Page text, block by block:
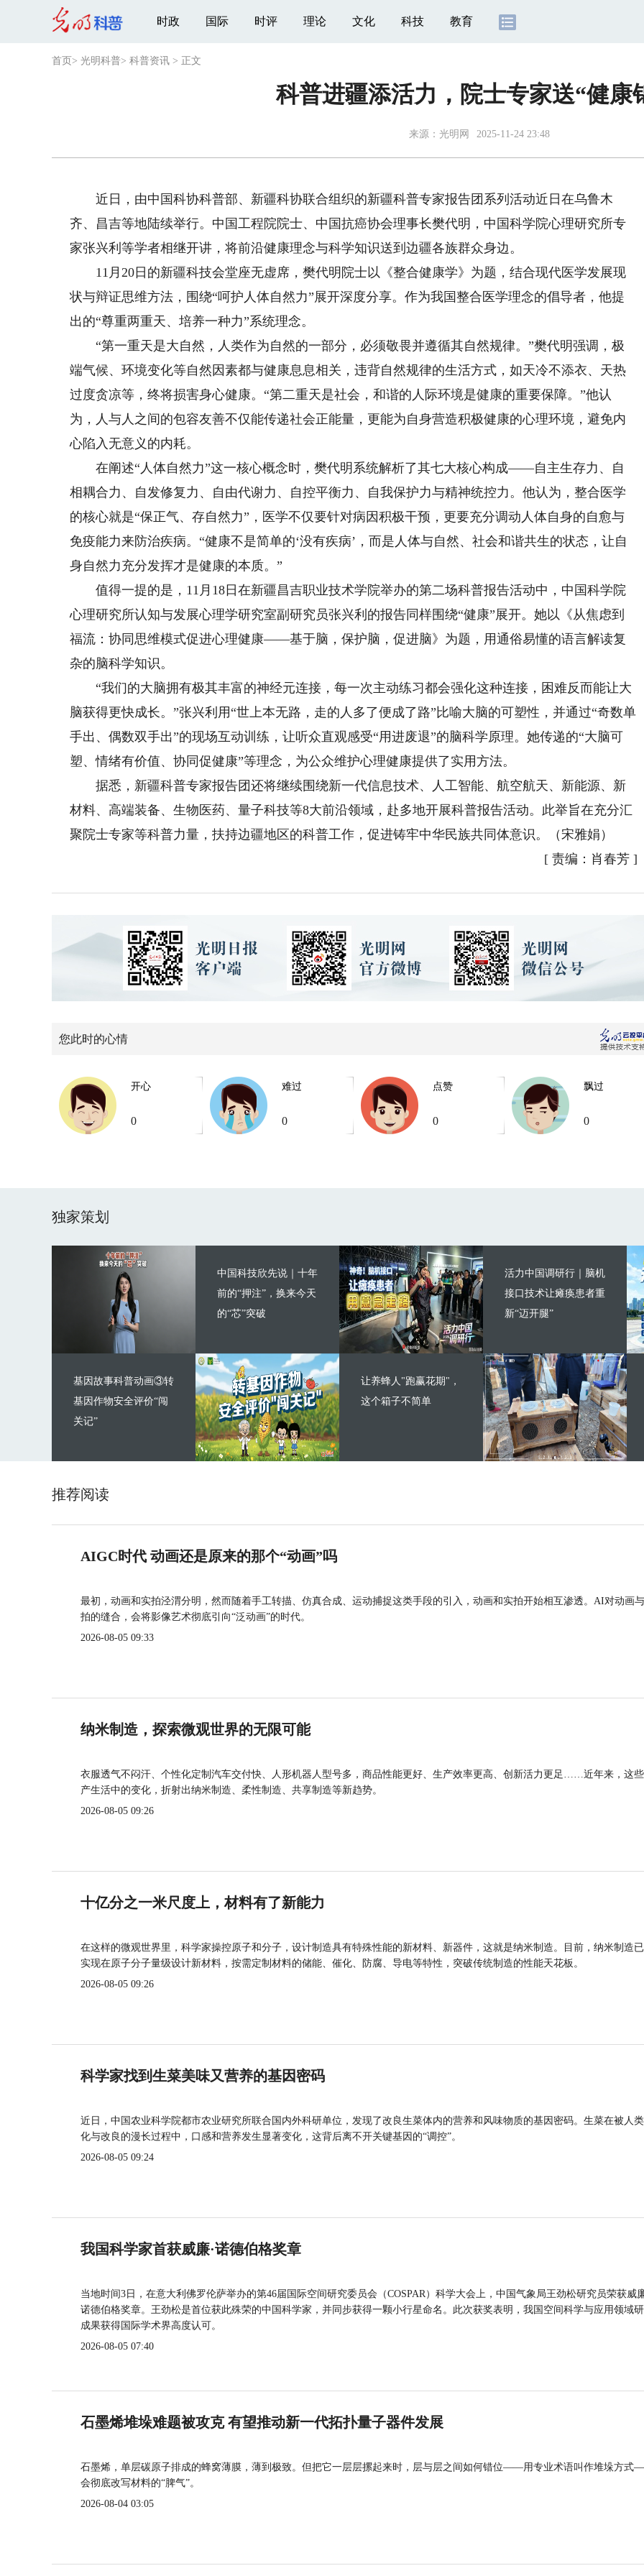
时政 国际 时评 理论 文化 科技 教育
首页 > 光明科普> 科普资讯 > 正文
科普进疆添活力，院士专家送“健康
来源： 光明网 2025-11-24 23:48
近日，由中国科协科普部、新疆科协联合组织的新疆科普专家报告团系列活动近日在乌鲁木
齐、昌吉等地陆续举行。中国工程院院士、中国抗癌协会理事长樊代明，中国科学院心理研究所专
家张兴利等学者相继开讲，将前沿健康理念与科学知识送到边疆各族群众身边。
11月20日的新疆科技会堂座无虚席，樊代明院士以《整合健康学》为题，结合现代医学发展现
状与辩证思维方法，围绕“呵护人体自然力”展开深度分享。作为我国整合医学理念的倡导者，他提
出的“尊重两重天、培养一种力”系统理念。
“第一重天是大自然，人类作为自然的一部分，必须敬畏并遵循其自然规律。”樊代明强调，极
端气候、环境变化等自然因素都与健康息息相关，违背自然规律的生活方式，如天冷不添衣、天热
过度贪凉等，终将损害身心健康。“第二重天是社会，和谐的人际环境是健康的重要保障。”他认
为，人与人之间的包容友善不仅能传递社会正能量，更能为自身营造积极健康的心理环境，避免内
心陷入无意义的内耗。
在阐述“人体自然力”这一核心概念时，樊代明系统解析了其七大核心构成——自主生存力、自
相耦合力、自发修复力、自由代谢力、自控平衡力、自我保护力与精神统控力。他认为，整合医学
的核心就是“保正气、存自然力”，医学不仅要针对病因积极干预，更要充分调动人体自身的自愈与
免疫能力来防治疾病。“健康不是简单的‘没有疾病’，而是人体与自然、社会和谐共生的状态，让自
身自然力充分发挥才是健康的本质。”
值得一提的是，11月18日在新疆昌吉职业技术学院举办的第二场科普报告活动中，中国科学院
心理研究所认知与发展心理学研究室副研究员张兴利的报告同样围绕“健康”展开。她以《从焦虑到
福流：协同思维模式促进心理健康——基于脑，保护脑，促进脑》为题，用通俗易懂的语言解读复
杂的脑科学知识。
“我们的大脑拥有极其丰富的神经元连接，每一次主动练习都会强化这种连接，困难反而能让大
脑获得更快成长。”张兴利用“世上本无路，走的人多了便成了路”比喻大脑的可塑性，并通过“奇数单
手出、偶数双手出”的现场互动训练，让听众直观感受“用进废退”的脑科学原理。她传递的“大脑可
塑、情绪有价值、协同促健康”等理念，为公众维护心理健康提供了实用方法。
据悉，新疆科普专家报告团还将继续围绕新一代信息技术、人工智能、航空航天、新能源、新
材料、高端装备、生物医药、量子科技等8大前沿领域，赴多地开展科普报告活动。此举旨在充分汇
聚院士专家等科普力量，扶持边疆地区的科普工作，促进铸牢中华民族共同体意识。（宋雅娟）
[ 责编：肖春芳 ]
您此时的心情
开心
0
难过
0
点赞
0
飘过
0
独家策划
中国科技欣先说｜十年
前的“押注”，换来今天
的“芯”突破
基因故事科普动画③转
基因作物安全评价“闯
关记”
活力中国调研行｜脑机
接口技术让瘫痪患者重
新“迈开腿”
让养蜂人"跑赢花期"，
这个箱子不简单
推荐阅读
AIGC时代 动画还是原来的那个“动画”吗
最初，动画和实拍泾渭分明，然而随着手工转描、仿真合成、运动捕捉这类手段的引入，动画和实拍开始相互渗透。AI对动画
拍的缝合，会将影像艺术彻底引向“泛动画”的时代。
2026-08-05 09:33
纳米制造，探索微观世界的无限可能
衣服透气不闷汗、个性化定制汽车交付快、人形机器人型号多，商品性能更好、生产效率更高、创新活力更足……近年来，这
产生活中的变化，折射出纳米制造、柔性制造、共享制造等新趋势。
2026-08-05 09:26
十亿分之一米尺度上，材料有了新能力
在这样的微观世界里，科学家操控原子和分子，设计制造具有特殊性能的新材料、新器件，这就是纳米制造。目前，纳米制造
实现在原子分子量级设计新材料，按需定制材料的储能、催化、防腐、导电等特性，突破传统制造的性能天花板。
2026-08-05 09:26
科学家找到生菜美味又营养的基因密码
近日，中国农业科学院都市农业研究所联合国内外科研单位，发现了改良生菜体内的营养和风味物质的基因密码。生菜在被人
化与改良的漫长过程中，口感和营养发生显著变化，这背后离不开关键基因的“调控”。
2026-08-05 09:24
我国科学家首获威廉·诺德伯格奖章
当地时间3日，在意大利佛罗伦萨举办的第46届国际空间研究委员会（COSPAR）科学大会上，中国气象局王劲松研究员荣获威
诺德伯格奖章。王劲松是首位获此殊荣的中国科学家，并同步获得一颗小行星命名。此次获奖表明，我国空间科学与应用领域
成果获得国际学术界高度认可。
2026-08-05 07:40
石墨烯堆垛难题被攻克 有望推动新一代拓扑量子器件发展
石墨烯，单层碳原子排成的蜂窝薄膜，薄到极致。但把它一层层摞起来时，层与层之间如何错位——用专业术语叫作堆垛方
会彻底改写材料的“脾气”。
2026-08-04 03:05